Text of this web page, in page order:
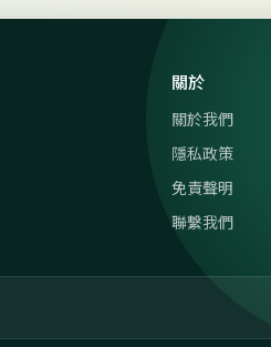
關於
關於我們
隱私政策
免責聲明
聯繫我們